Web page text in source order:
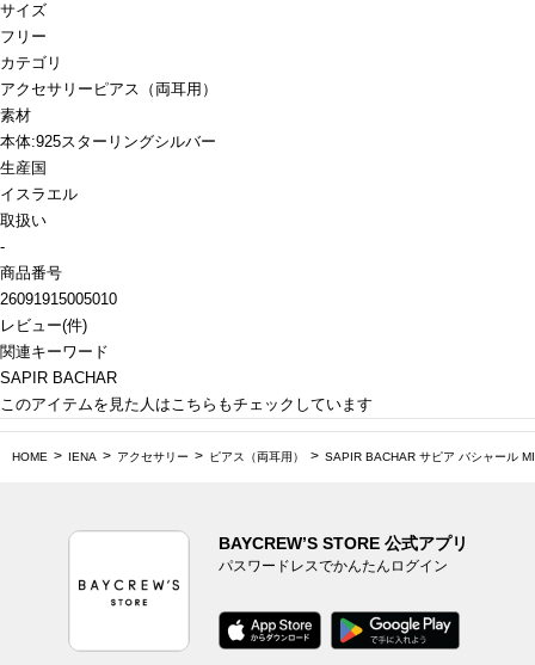
サイズ
フリー
カテゴリ
アクセサリー ピアス（両耳用）
素材
本体:925スターリングシルバー
生産国
イスラエル
取扱い
-
商品番号
26091915005010
レビュー(件)
関連キーワード
SAPIR BACHAR
このアイテムを見た人はこちらもチェックしています
HOME IENA アクセサリー ピアス（両耳用） SAPIR BACHAR サピア バシャール
BAYCREW’S STORE 公式アプリ
パスワードレスでかんたんログイン